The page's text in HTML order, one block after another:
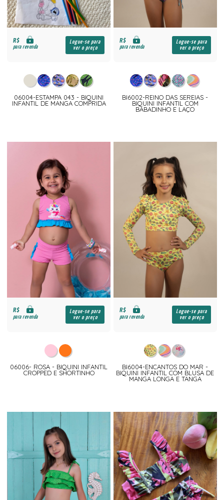
R$
para revenda
Logue-se para
ver o preço
06004-ESTAMPA 043 - BIQUINI
INFANTIL DE MANGA COMPRIDA
R$
para revenda
Logue-se para
ver o preço
BI6002-REINO DAS SEREIAS -
BIQUINI INFANTIL COM
BABADINHO E LAÇO
R$
para revenda
Logue-se para
ver o preço
06006- ROSA - BIQUINI INFANTIL
CROPPED E SHORTINHO
R$
para revenda
Logue-se para
ver o preço
BI6004-ENCANTOS DO MAR -
BIQUINI INFANTIL COM BLUSA DE
MANGA LONGA E TANGA